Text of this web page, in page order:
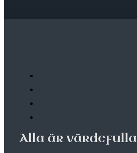
Alla är värdefulla